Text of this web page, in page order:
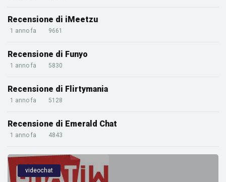
Recensione di iMeetzu
1 anno fa 9661
Recensione di Funyo
1 anno fa 5830
Recensione di Flirtymania
1 anno fa 5128
Recensione di Emerald Chat
1 anno fa 4843
videochat